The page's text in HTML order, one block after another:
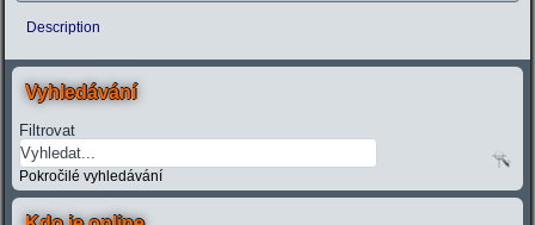
Description
Vyhledávání
Filtrovat
Pokročilé vyhledávání